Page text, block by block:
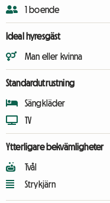
1 boende
Ideal hyresgäst
Man eller kvinna
Standardutrustning
Sängkläder
TV
Ytterligare bekvämligheter
Tvål
Strykjärn